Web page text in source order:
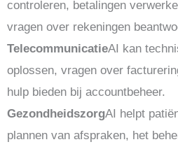
controleren, betalingen
vragen over rekeningen
TelecommunicatieAI kan
oplossen, vragen over
hulp bieden bij accountbeheer.
GezondheidszorgAI helpt
plannen van afspraken, het